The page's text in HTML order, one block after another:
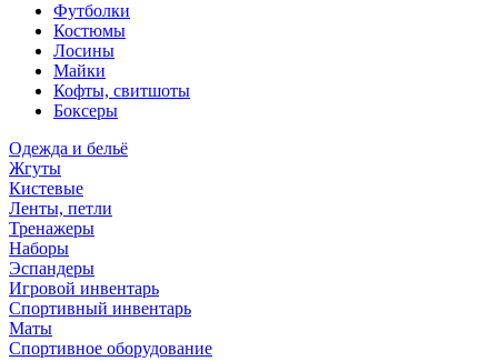
Футболки
Костюмы
Лосины
Майки
Кофты, свитшоты
Боксеры
Одежда и бельё
Жгуты
Кистевые
Ленты, петли
Тренажеры
Наборы
Эспандеры
Игровой инвентарь
Спортивный инвентарь
Маты
Спортивное оборудование